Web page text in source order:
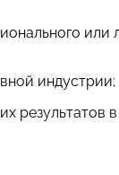
или
индустрии;
результатов